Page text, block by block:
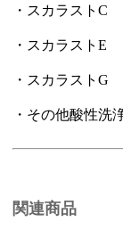
・スカラストC
・スカラストE
・スカラストG
・その他酸性洗
関連商品